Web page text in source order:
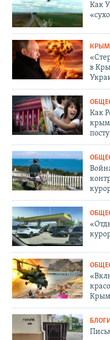
Как
в
Как